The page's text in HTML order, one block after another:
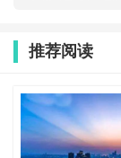
推荐阅读